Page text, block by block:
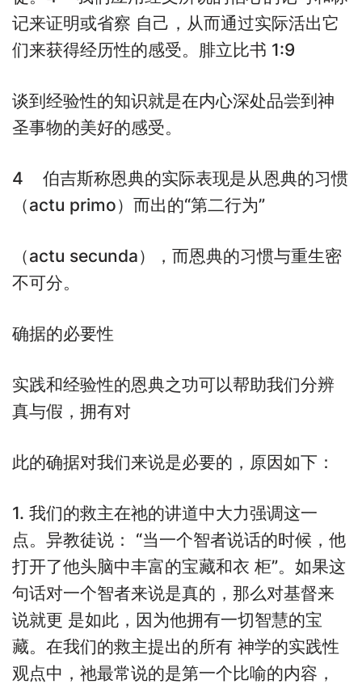
记来证明或省察 自己，从而通过实际活出它
们来获得经历性的感受。腓立比书 1:9
谈到经验性的知识就是在内心深处品尝到神
圣事物的美好的感受。
4 伯吉斯称恩典的实际表现是从恩典的习惯
（actu primo）而出的“第二行为”
（actu secunda），而恩典的习惯与重生密
不可分。
确据的必要性
实践和经验性的恩典之功可以帮助我们分辨
真与假，拥有对
此的确据对我们来说是必要的，原因如下：
1. 我们的救主在祂的讲道中大力强调这一
点。异教徒说： “当一个智者说话的时候，他
打开了他头脑中丰富的宝藏和衣 柜”。如果这
句话对一个智者来说是真的，那么对基督来
说就更 是如此，因为他拥有一切智慧的宝
藏。在我们的救主提出的所有 神学的实践性
观点中，祂最常说的是第一个比喻的内容，